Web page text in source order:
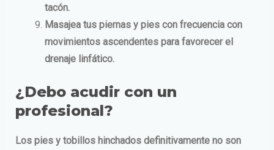
tacón.
Masajea tus piernas y pies con frecuencia con
movimientos ascendentes para favorecer el
drenaje linfático.
¿Debo acudir con un
profesional?
Los pies y tobillos hinchados definitivamente no son